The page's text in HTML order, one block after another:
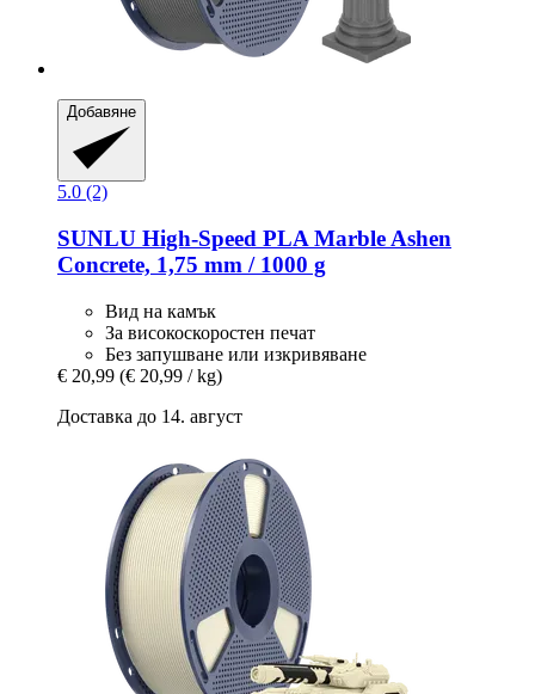
Добавяне
5.0 (2)
SUNLU High-​Speed PLA Marble Ashen
Concrete, 1,75 mm / 1000 g
Вид на камък
За високоскоростен печат
Без запушване или изкривяване
€ 20,99 (€ 20,99 / kg)
Доставка до 14. август